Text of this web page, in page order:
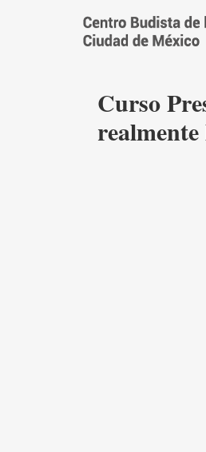
Curso